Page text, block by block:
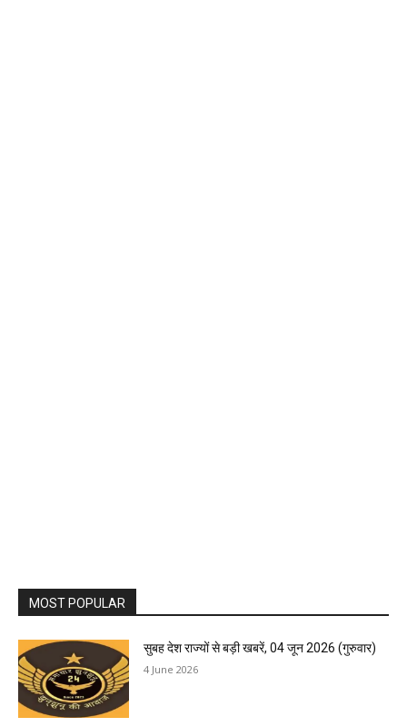
MOST POPULAR
सुबह देश राज्यों से बड़ी खबरें, 04 जून 2026 (गुरुवार)
4 June 2026